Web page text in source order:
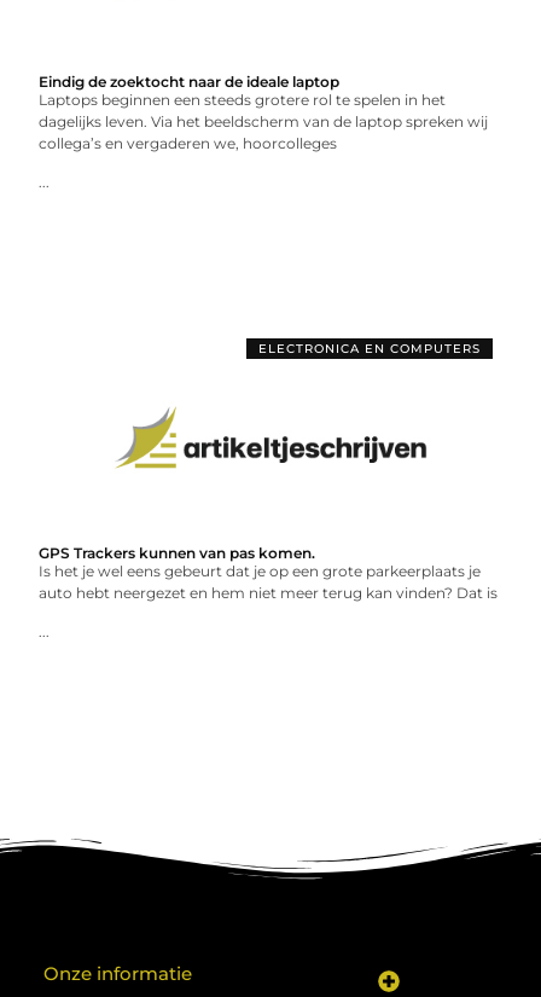
Eindig de zoektocht naar de ideale laptop
Laptops beginnen een steeds grotere rol te spelen in het
dagelijks leven. Via het beeldscherm van de laptop spreken wij
collega’s en vergaderen we, hoorcolleges
...
ELECTRONICA EN COMPUTERS
GPS Trackers kunnen van pas komen.
Is het je wel eens gebeurt dat je op een grote parkeerplaats je
auto hebt neergezet en hem niet meer terug kan vinden? Dat is
...
Onze informatie